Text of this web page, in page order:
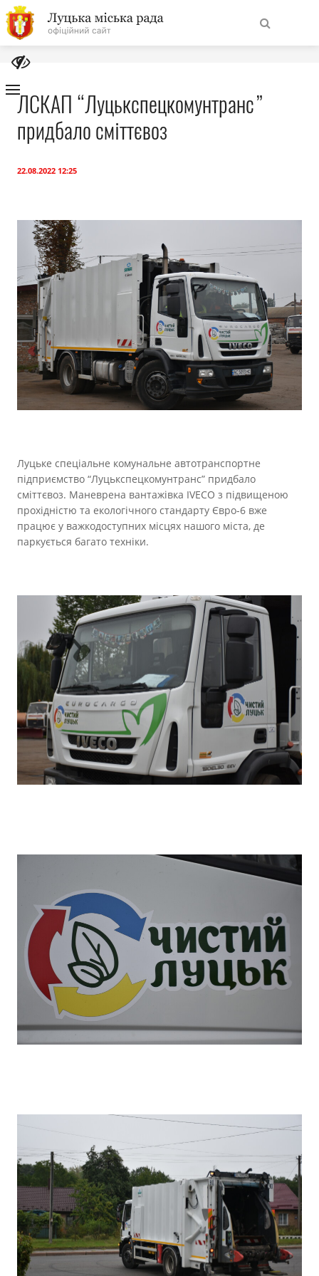
На
головну
НавігаціяПро місто
Бюджет
Публічна інформація
Прозорість влади
Документи
ЛСКАП “Луцькспецкомунтранс”
придбало сміттєвоз
22.08.2022 12:25
Луцьке спеціальне комунальне автотранспортне
підприємство “Луцькспецкомунтранс” придбало
сміттєвоз. Маневрена вантажівка IVECO з підвищеною
прохідністю та екологічного стандарту Євро-6 вже
працює у важкодоступних місцях нашого міста, де
паркується багато техніки.